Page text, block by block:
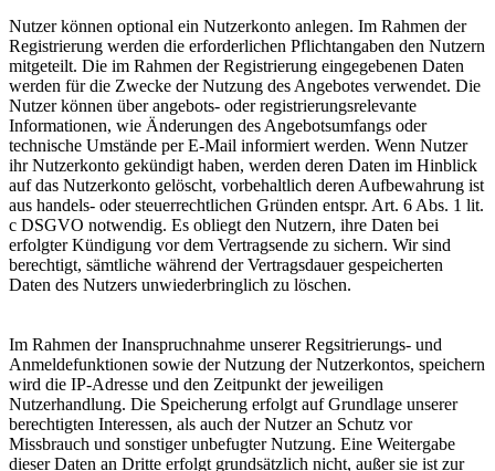
Nutzer können optional ein Nutzerkonto anlegen. Im Rahmen der
Registrierung werden die erforderlichen Pflichtangaben den Nutzern
mitgeteilt. Die im Rahmen der Registrierung eingegebenen Daten
werden für die Zwecke der Nutzung des Angebotes verwendet. Die
Nutzer können über angebots- oder registrierungsrelevante
Informationen, wie Änderungen des Angebotsumfangs oder
technische Umstände per E-Mail informiert werden. Wenn Nutzer
ihr Nutzerkonto gekündigt haben, werden deren Daten im Hinblick
auf das Nutzerkonto gelöscht, vorbehaltlich deren Aufbewahrung ist
aus handels- oder steuerrechtlichen Gründen entspr. Art. 6 Abs. 1 lit.
c DSGVO notwendig. Es obliegt den Nutzern, ihre Daten bei
erfolgter Kündigung vor dem Vertragsende zu sichern. Wir sind
berechtigt, sämtliche während der Vertragsdauer gespeicherten
Daten des Nutzers unwiederbringlich zu löschen.
Im Rahmen der Inanspruchnahme unserer Regsitrierungs- und
Anmeldefunktionen sowie der Nutzung der Nutzerkontos, speichern
wird die IP-Adresse und den Zeitpunkt der jeweiligen
Nutzerhandlung. Die Speicherung erfolgt auf Grundlage unserer
berechtigten Interessen, als auch der Nutzer an Schutz vor
Missbrauch und sonstiger unbefugter Nutzung. Eine Weitergabe
dieser Daten an Dritte erfolgt grundsätzlich nicht, außer sie ist zur